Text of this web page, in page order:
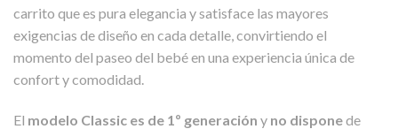
carrito que es pura elegancia y satisface las mayores
exigencias de diseño en cada detalle, convirtiendo el
momento del paseo del bebé en una experiencia única de
confort y comodidad.
El modelo Classic es de 1º generación y no disponede